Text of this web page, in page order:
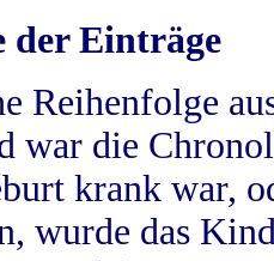
der Einträge
Reihenfolge
war die
krank war,
wurde das